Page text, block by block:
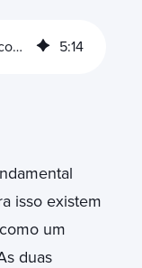
Banco de dados e planilha: como escolher o melhor 5:14
isso existem
um
duas